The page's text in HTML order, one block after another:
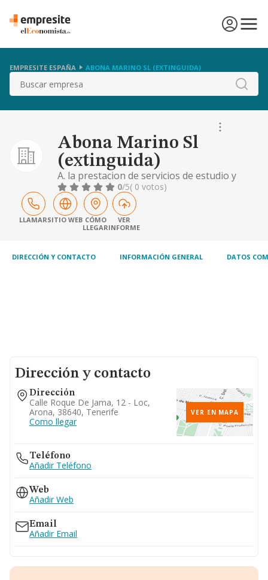
EMPRESITE ESPAÑA ABONA MARINO SL (EXTINGUIDA)
Buscar
Abona Marino Sl
(extinguida)
A. la prestacion de servicios de estudio y
analisis de procesos para su tratamiento
mecanico, de programacion para equipos
electronicos, de registro de datos en
soportes de entrada para ordenadores
0/5( 0 votos)
LLAMARSITIO WEB CÓMO
LLEGAR
VER
INFORME
DIRECCIÓN Y CONTACTO INFORMACIÓN GENERAL DATOS
Dirección y contacto
Dirección
Calle Roque De Jama, 12 - Loc,
Arona, 38640, Tenerife
Como llegar
VER EN MAPA
Teléfono
Añadir Teléfono
Web
Añadir Web
Email
Añadir Email